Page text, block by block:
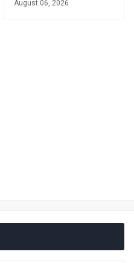
August 06, 2026